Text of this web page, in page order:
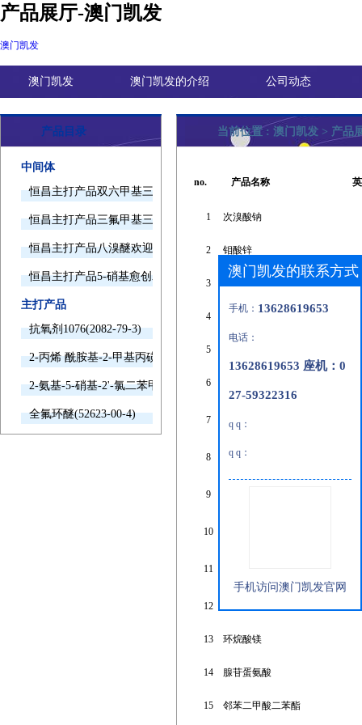
产品展厅-澳门凯发
澳门凯发
澳门凯发 澳门凯发的介绍 公司动态
产品目录
中间体
恒昌主打产品双六甲基三胺欢迎询价
恒昌主打产品三氟甲基三甲基硅烷欢迎询价
恒昌主打产品八溴醚欢迎询价
恒昌主打产品5-硝基愈创木酚钠欢迎询价
主打产品
抗氧剂1076(2082-79-3)
2-丙烯 酰胺基-2-甲基丙磺酸(15214-89-8)
2-氨基-5-硝基-2'-氯二苯甲酮(2011-66-7)
全氟环醚(52623-00-4)
当前位置 : 澳门凯发 > 产品
no. 产品名称
1 次溴酸钠
2 钼酸锌
3
4 硫代硫酸钠
5
6
7
镍
8 2-羟基-5-壬基苯乙酮肟
9
10
11
合酞
12
13 环烷酸镁
14 腺苷蛋氨酸
15 邻苯二甲酸二苯酯
澳门凯发的联系方式
手机： 13628619653
电话：
13628619653 座机：0
27-59322316
q q：
q q：
手机访问澳门凯发官网